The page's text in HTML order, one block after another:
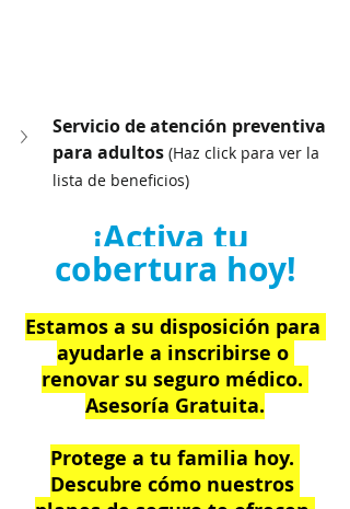
Servicio de atención preventiva
para adultos (Haz click para ver la
lista de beneficios)
¡Activa tu
cobertura hoy!
Estamos a su disposición para
ayudarle a inscribirse o
renovar su seguro médico.
Asesoría Gratuita.
Protege a tu familia hoy.
Descubre cómo nuestros